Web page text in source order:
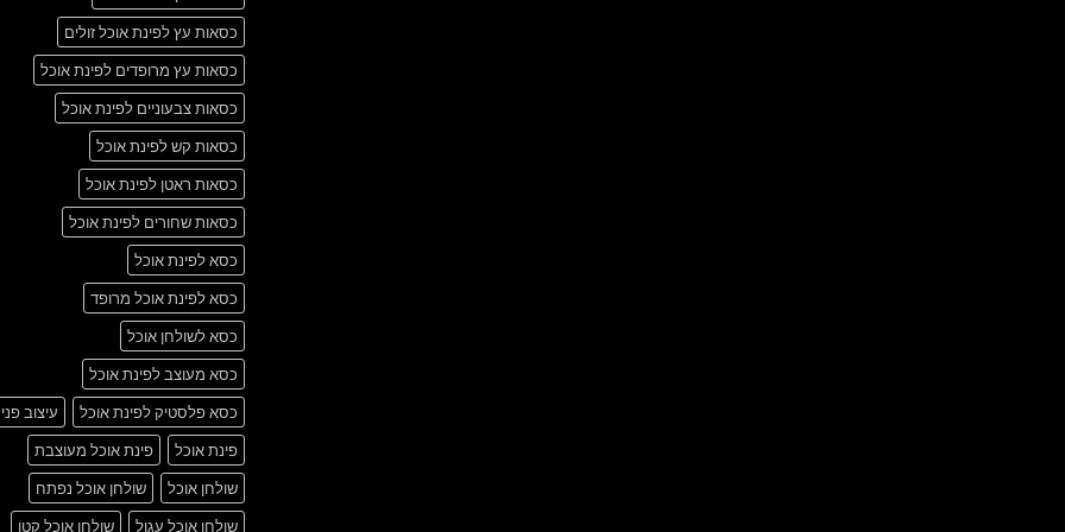
כסאות עץ לפינת אוכל זולים
כסאות עץ מרופדים לפינת אוכל
כסאות צבעוניים לפינת אוכל
כסאות קש לפינת אוכל
כסאות ראטן לפינת אוכל
כסאות שחורים לפינת אוכל
כסא לפינת אוכל
כסא לפינת אוכל מרופד
כסא לשולחן אוכל
כסא מעוצב לפינת אוכל
כסא פלסטיק לפינת אוכל
עיצוב
פינת אוכל
פינת אוכל מעוצבת
שולחן אוכל
שולחן אוכל נפתח
שולחן אוכל עגול
שולחן אוכל קטן